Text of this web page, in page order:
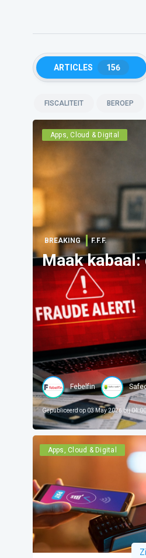
ARTICLES 156
FISCALITEIT BEROEP
Apps, Cloud & Digital
BREAKING F.F.F.
Maak
Febelfin
Gepubliceerd op 03 May 2026 bij 04:00
Apps, Cloud & Digital